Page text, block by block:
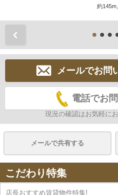
約145m
メールでお問
電話でお
現況の確認はお気軽に
メールで共有する
こだわり特集
店長おすすめ賃貸物件特集!